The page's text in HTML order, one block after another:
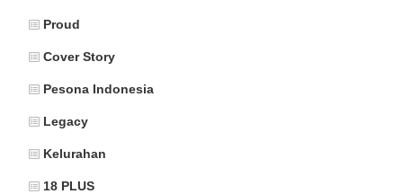
Proud
Cover Story
Pesona Indonesia
Legacy
Kelurahan
18 PLUS